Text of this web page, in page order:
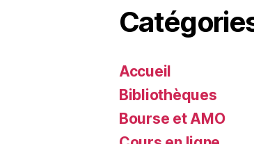
Accueil
Bibliothèques
Bourse et AMO